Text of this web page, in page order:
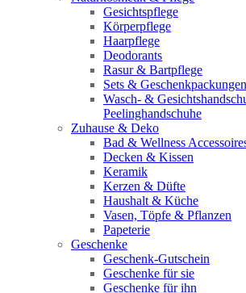
Gesichtspflege
Körperpflege
Haarpflege
Deodorants
Rasur & Bartpflege
Sets & Geschenkpackungen
Wasch‑ &
Peelinghandschuhe
Zuhause & Deko
Bad & Wellness
Decken & Kissen
Keramik
Kerzen & Düfte
Haushalt & Küche
Vasen, Töpfe & Pflanzen
Papeterie
Geschenke
Geschenk-Gutschein
Geschenke für sie
Geschenke für ihn